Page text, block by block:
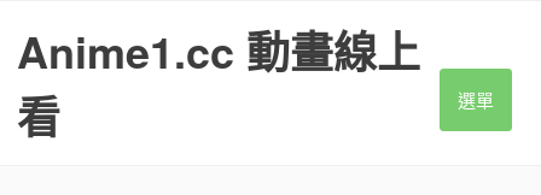
Anime1.cc 動畫線上
看
選單